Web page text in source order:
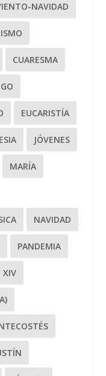
NAVIDAD
CUARESMA
EUCARISTÍA
JÓVENES
MARÍA
NAVIDAD
PANDEMIA
XIV